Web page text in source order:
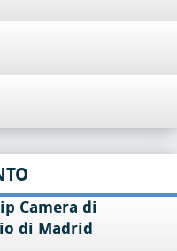
Camera di
di Madrid